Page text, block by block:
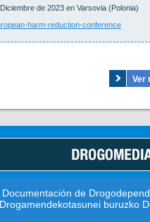
de 2023 en Varsovia (Polonia)
harm-reduction-conference
Ver
de
buruzko